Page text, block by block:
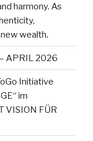
harmony. As
wealth.
APRIL 2026
Initiative
im
VISION FÜR